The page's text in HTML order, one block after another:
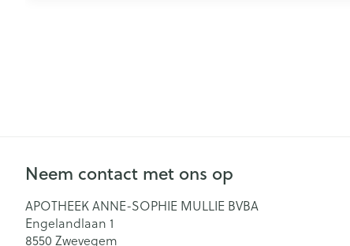
Neem contact met ons op
APOTHEEK ANNE-SOPHIE MULLIE BVBA
Engelandlaan 1
8550 Zwevegem